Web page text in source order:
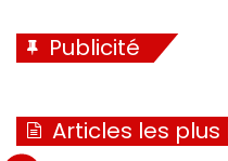
Publicité
Articles les plus